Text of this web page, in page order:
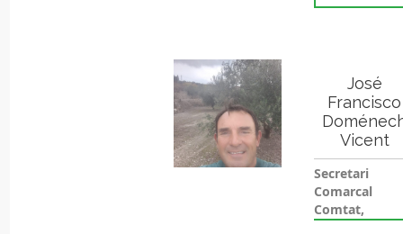
José
Francisco
Vicent
Secretari
Comarcal
Comtat,